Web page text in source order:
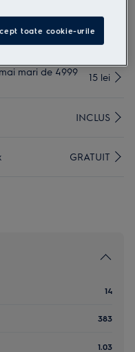
și primești:
mari de 4999
15 lei
INCLUS
GRATUIT
14
383
1.03
toate cookie-urile